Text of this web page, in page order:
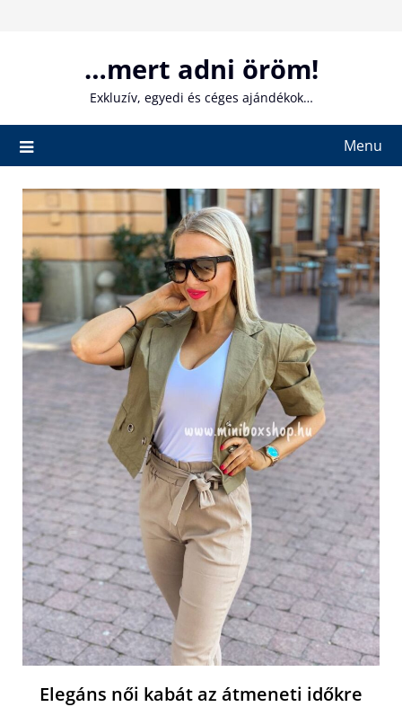
…mert adni öröm!
Exkluzív, egyedi és céges ajándékok…
Menu
Elegáns női kabát az átmeneti időkre